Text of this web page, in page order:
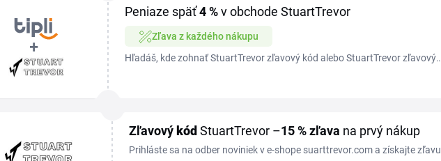
Peniaze späť4 %v obchode StuartTrevor
Zľava z každého nákupu
Hľadáš, kde zohnať StuartTrevor zľavový kód alebo StuartTrevor zľavový
Zľavový kód StuartTrevor –15 %zľava na prvý nákup
Prihláste sa na odber noviniek v e-shope suarttrevor.com a získajte zľavu